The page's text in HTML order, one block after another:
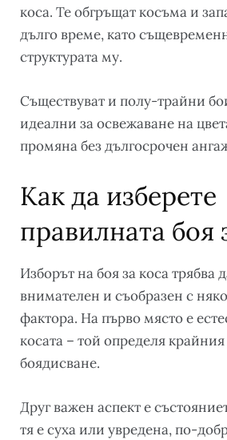
коса. Те обгръщат косъма и
дълго време, като
структурата му.
Съществуват и полу-трайни
идеални за освежаване на
промяна без дългосрочен
Как да изберете
правилната боя
Изборът на боя за коса трябва
внимателен и съобразен с
фактора. На първо място е
косата – той определя крайния
боядисване.
Друг важен аспект е
тя е суха или увредена, по-